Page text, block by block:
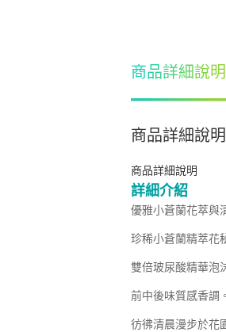
商品詳細說明
商品詳細說明
商品詳細說明
詳細介紹
優雅小蒼蘭花萃與
珍稀小蒼蘭精萃花
雙倍玻尿酸精華泡
前中後味質感香調。
彷彿清晨漫步於花